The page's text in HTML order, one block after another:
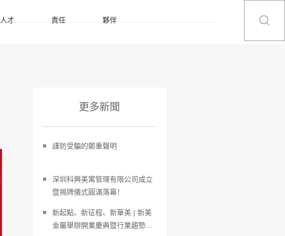
人才 責任 夥伴
更多新聞
謹防受騙的鄭重聲明
深圳科興美寓管理有限公司成立
暨揭牌儀式圓滿落幕！
新起點、新征程、新華美 | 新美
金屬舉辦開業慶典暨行業趨勢研